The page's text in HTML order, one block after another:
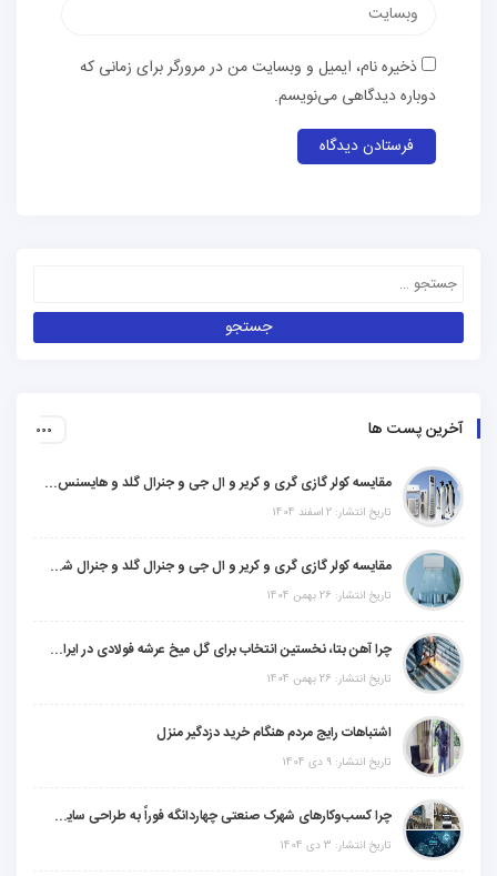
ذخیره نام، ایمیل و وبسایت من در مرورگر برای زمانی که
دوباره دیدگاهی می‌نویسم.
آخرین پست ها
مقایسه کولر گازی گری و کریر و ال جی و جنرال گلد و هایسنس و مدیا و اجنرال
تاریخ انتشار: 2 اسفند 1404
مقایسه کولر گازی گری و کریر و ال جی و جنرال گلد و جنرال شکار و سامسونگ و یونیوا
تاریخ انتشار: 26 بهمن 1404
چرا آهن بتا، نخستین انتخاب برای گل میخ عرشه فولادی در ایران است؟
تاریخ انتشار: 26 بهمن 1404
اشتباهات رایج مردم هنگام خرید دزدگیر منزل
تاریخ انتشار: 9 دی 1404
چرا کسب‌وکارهای شهرک صنعتی چهاردانگه فوراً به طراحی سایت نیاز دارند؟
تاریخ انتشار: 3 دی 1404